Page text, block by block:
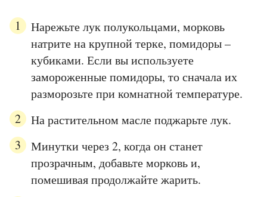
Нарежьте лук полукольцами, морковь
натрите на крупной терке, помидоры –
кубиками. Если вы используете
замороженные помидоры, то сначала их
разморозьте при комнатной температуре.
На растительном масле поджарьте лук.
Минутки через 2, когда он станет
прозрачным, добавьте морковь и,
помешивая продолжайте жарить.